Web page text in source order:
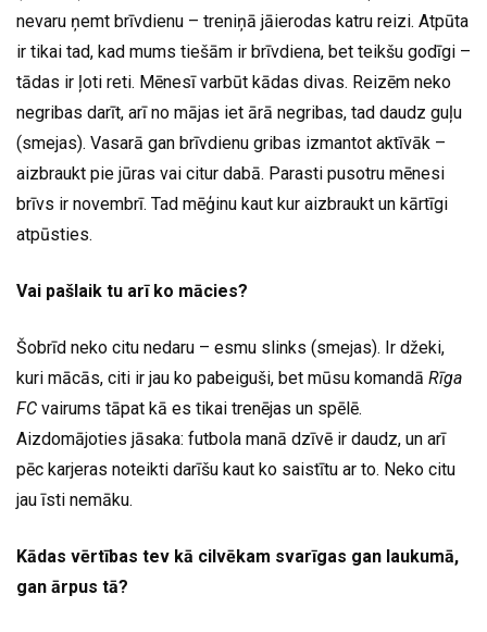
nevaru ņemt brīvdienu – treniņā jāierodas katru reizi. Atpūta
ir tikai tad, kad mums tiešām ir brīvdiena, bet teikšu godīgi –
tādas ir ļoti reti. Mēnesī varbūt kādas divas. Reizēm neko
negribas darīt, arī no mājas iet ārā negribas, tad daudz guļu
(smejas). Vasarā gan brīvdienu gribas izmantot aktīvāk –
aizbraukt pie jūras vai citur dabā. Parasti pusotru mēnesi
brīvs ir novembrī. Tad mēģinu kaut kur aizbraukt un kārtīgi
atpūsties.
Vai pašlaik tu arī ko mācies?
Šobrīd neko citu nedaru – esmu slinks (smejas). Ir džeki,
kuri mācās, citi ir jau ko pabeiguši, bet mūsu komandā Rīga
FC vairums tāpat kā es tikai trenējas un spēlē.
Aizdomājoties jāsaka: futbola manā dzīvē ir daudz, un arī
pēc karjeras noteikti darīšu kaut ko saistītu ar to. Neko citu
jau īsti nemāku.
Kādas vērtības tev kā cilvēkam svarīgas gan laukumā,
gan ārpus tā?